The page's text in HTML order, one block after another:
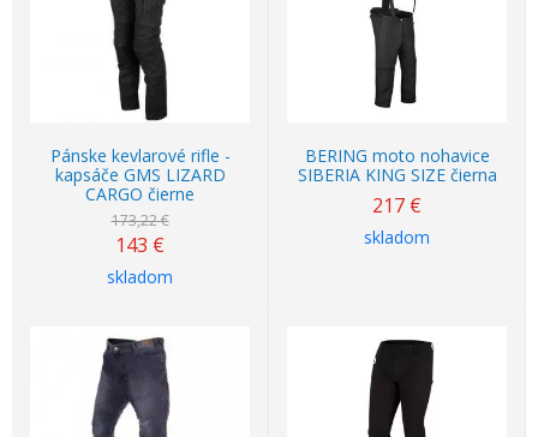
Pánske kevlarové rifle -
kapsáče GMS LIZARD
CARGO čierne
173,22 €
143 €
skladom
BERING moto nohavice
SIBERIA KING SIZE čierna
217 €
skladom
-30%